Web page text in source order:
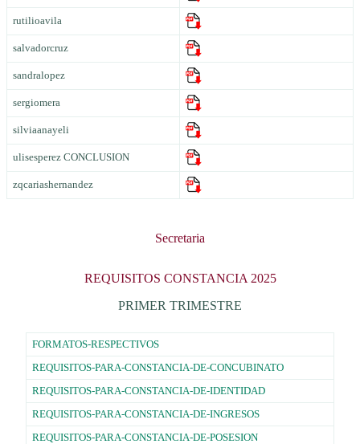
rutilioavila
salvadorcruz
sandralopez
sergiomera
silviaanayeli
ulisesperez CONCLUSION
zqcariashernandez
Secretaria
REQUISITOS CONSTANCIA 2025
PRIMER TRIMESTRE
FORMATOS-RESPECTIVOS
REQUISITOS-PARA-CONSTANCIA-DE-CONCUBINATO
REQUISITOS-PARA-CONSTANCIA-DE-IDENTIDAD
REQUISITOS-PARA-CONSTANCIA-DE-INGRESOS
REQUISITOS-PARA-CONSTANCIA-DE-POSESION